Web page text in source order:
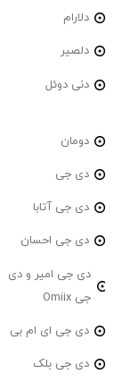
دلارام
دلصیر
دنی دوئل
دومان
دی جی
دی جی آتابا
دی جی احسان
دی جی امیر و دی
جی Omiix
دی جی ای ام بی
دی جی بلک